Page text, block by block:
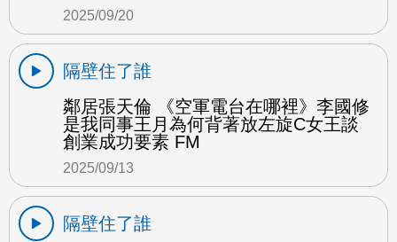
2025/09/20
隔壁住了誰
鄰居張天倫 《空軍電台在哪裡》李國修
是我同事王月為何背著放左旋C女王談
創業成功要素 FM
2025/09/13
隔壁住了誰